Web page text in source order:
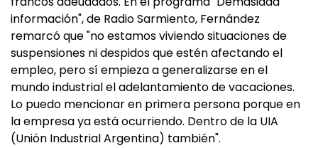
información", de Radio Sarmiento, Fernández
remarcó que "no estamos viviendo situaciones de
suspensiones ni despidos que estén afectando el
empleo, pero sí empieza a generalizarse en el
mundo industrial el adelantamiento de vacaciones.
Lo puedo mencionar en primera persona porque en
la empresa ya está ocurriendo. Dentro de la UIA
(Unión Industrial Argentina) también".